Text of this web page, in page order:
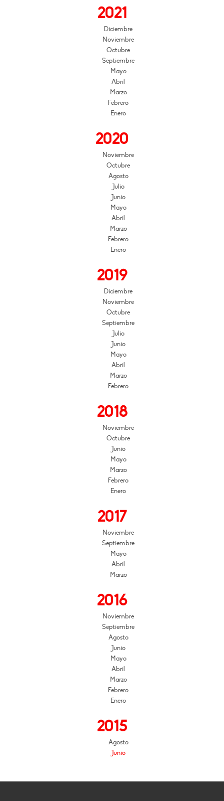
2021
Diciembre
Noviembre
Octubre
Septiembre
Mayo
Abril
Marzo
Febrero
Enero
2020
Noviembre
Octubre
Agosto
Julio
Junio
Mayo
Abril
Marzo
Febrero
Enero
2019
Diciembre
Noviembre
Octubre
Septiembre
Julio
Junio
Mayo
Abril
Marzo
Febrero
2018
Noviembre
Octubre
Junio
Mayo
Marzo
Febrero
Enero
2017
Noviembre
Septiembre
Mayo
Abril
Marzo
2016
Noviembre
Septiembre
Agosto
Junio
Mayo
Abril
Marzo
Febrero
Enero
2015
Agosto
Junio